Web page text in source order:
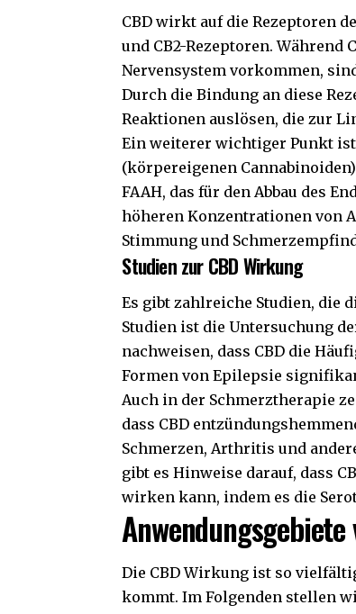
CBD wirkt auf die Rezeptoren
und CB2-Rezeptoren.
Nervensystem vorkommen,
Durch die Bindung an diese
Reaktionen auslösen, die zur
Ein weiterer wichtiger Punkt ist
(körpereigenen
FAAH, das für den Abbau des
höheren Konzentrationen von
Stimmung und
Studien zur CBD Wirkung
Es gibt zahlreiche Studien, die
Studien ist die Untersuchung
nachweisen, dass CBD die
Formen von Epilepsie
Auch in der Schmerztherapie
dass CBD
Schmerzen, Arthritis und
gibt es Hinweise darauf, dass
wirken kann, indem es die
Anwendungsgebiete
Die CBD Wirkung ist so
kommt. Im Folgenden stellen